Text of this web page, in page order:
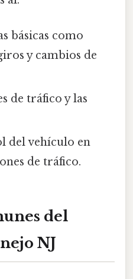
básicas como
y cambios de
de tráfico y las
del vehículo en
de tráfico.
del
NJ